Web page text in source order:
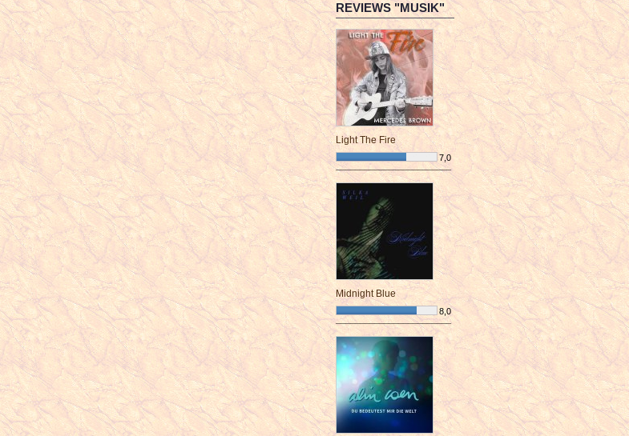
REVIEWS "MUSIK"
Light The Fire
7,0
¯¯¯¯¯¯¯¯¯¯¯¯¯¯¯¯¯¯¯¯¯¯¯¯
Midnight Blue
8,0
¯¯¯¯¯¯¯¯¯¯¯¯¯¯¯¯¯¯¯¯¯¯¯¯